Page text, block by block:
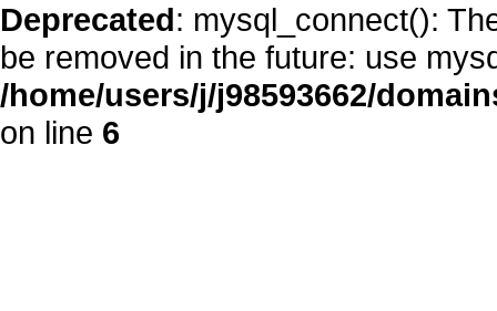
Deprecated: mysql_connect():
be removed in the future: use
/home/users/j/j98593662/
on line 6